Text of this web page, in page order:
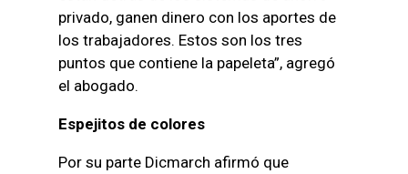
privado, ganen dinero con los aportes de
los trabajadores. Estos son los tres
puntos que contiene la papeleta”, agregó
el abogado.
Espejitos de colores
Por su parte Dicmarch afirmó que